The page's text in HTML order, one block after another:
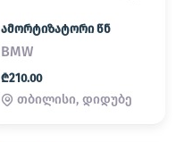
ამორტიზატორი წნ
BMW
₾210.00
თბილისი, დიდუბე